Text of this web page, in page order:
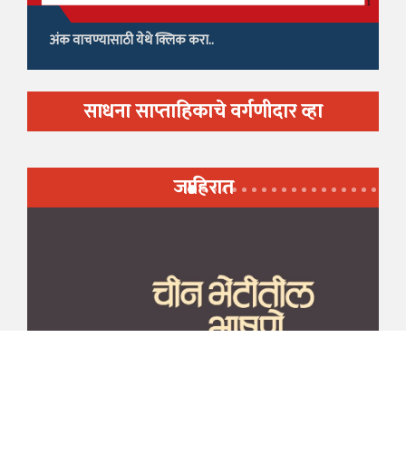
अंक वाचण्यासाठी येथे क्लिक करा..
साधना साप्ताहिकाचे वर्गणीदार व्हा
जाहिरात